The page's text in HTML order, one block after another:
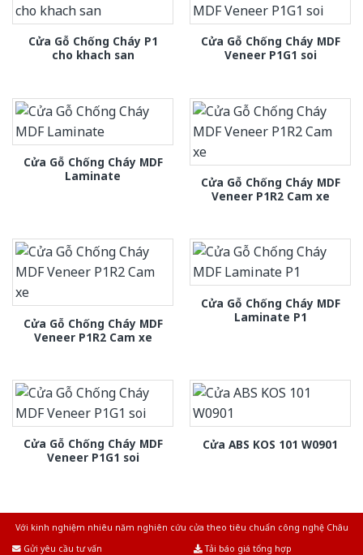
Cửa Gỗ Chống Cháy P1
cho khach san
Cửa Gỗ Chống Cháy MDF
Veneer P1G1 soi
Cửa Gỗ Chống Cháy MDF
Laminate
Cửa Gỗ Chống Cháy MDF
Veneer P1R2 Cam xe
Cửa Gỗ Chống Cháy MDF
Veneer P1R2 Cam xe
Cửa Gỗ Chống Cháy MDF
Laminate P1
Cửa Gỗ Chống Cháy MDF
Veneer P1G1 soi
Cửa ABS KOS 101 W0901
Với kinh nghiệm nhiêu năm nghiên cứu cửa theo tiêu chuẩn công nghệ Châu
Gửi yêu cầu tư vấn
Tải báo giá tổng hợp